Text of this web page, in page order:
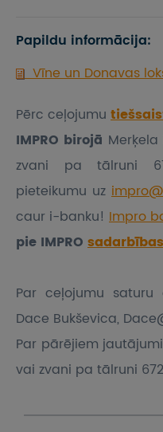
Papildu informācija:
Vīne un Donavas
Pērc ceļojumu
IMPRO birojā
zvani pa tālruni
pieteikumu uz
caur i-banku! Impro
pie IMPRO
Par ceļojumu saturu
Dace Bukševica,
Par pārējiem
vai zvani pa tālruni